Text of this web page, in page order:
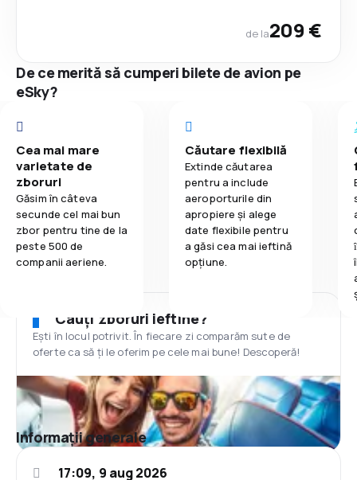
de la209 €
De ce merită să cumperi bilete de avion pe
eSky?
Cea mai mare
varietate de
zboruri
Găsim în câteva
secunde cel mai bun
zbor pentru tine de la
peste 500 de
companii aeriene.
Căutare flexibilă
Extinde căutarea
pentru a include
aeroporturile din
apropiere și alege
date flexibile pentru
a găsi cea mai ieftină
opțiune.
Cauți zboruri ieftine?
Ești în locul potrivit. În fiecare zi comparăm sute de
oferte ca să ți le oferim pe cele mai bune! Descoperă!
Informații generale
17:09, 9 aug 2026